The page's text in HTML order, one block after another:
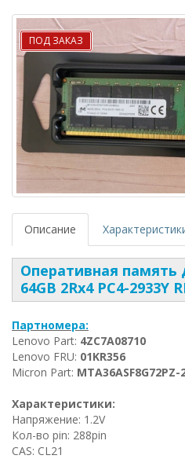
ПОД ЗАКАЗ
Описание
Оперативная память
64GB 2Rx4 PC4-2933Y
Партномера:
Lenovo Part: 4ZC7A08710
Lenovo FRU: 01KR356
Micron Part: MTA36ASF8G72PZ-
Характеристики:
Напряжение: 1.2V
Кол-во pin: 288pin
CAS: CL21